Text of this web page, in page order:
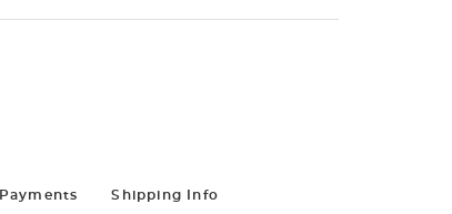
Payments Shipping Info